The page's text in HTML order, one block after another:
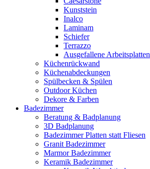
Kunststein
Inalco
Laminam
Schiefer
Terrazzo
Ausgefallene Arbeitsplatten
Küchenrückwand
Küchenabdeckungen
Spülbecken & Spülen
Outdoor Küchen
Dekore & Farben
Badezimmer
Beratung & Badplanung
3D Badplanung
Badezimmer Platten statt Fliesen
Granit Badezimmer
Marmor Badezimmer
Keramik Badezimmer